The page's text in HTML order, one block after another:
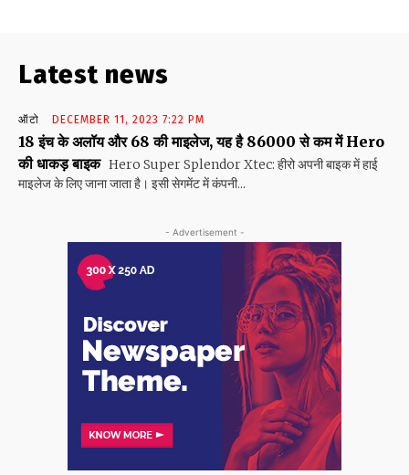
Latest news
ऑटो DECEMBER 11, 2023 7:22 PM
18 इंच के अलॉय और 68 की माइलेज, यह है 86000 से कम में Hero
की धाकड़ बाइक Hero Super Splendor Xtec: हीरो अपनी बाइक में हाई
माइलेज के लिए जाना जाता है। इसी सेगमेंट में कंपनी...
- Advertisement -